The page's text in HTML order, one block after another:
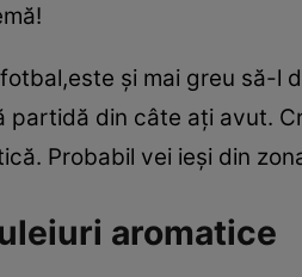
şi mai greu să-l
partidă din câte aţi avut.
Probabil vei ieşi din
aromatice